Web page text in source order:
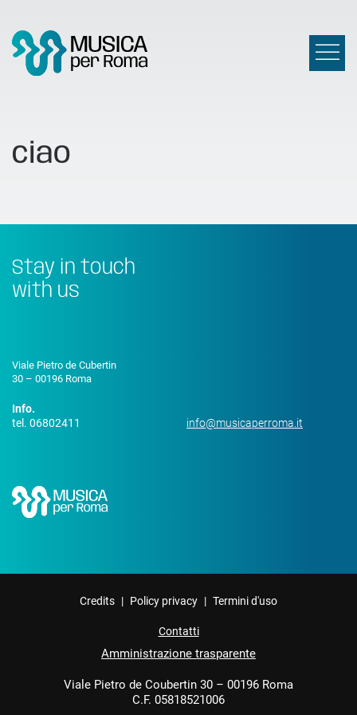
ciao
Stay in touch
with us
Viale Pietro de Cubertin
30 – 00196 Roma
Info.
tel. 06802411
info@musicaperroma.it
Credits | Policy privacy | Termini d'uso
Contatti
Amministrazione trasparente
Viale Pietro de Coubertin 30 – 00196 Roma
C.F. 05818521006